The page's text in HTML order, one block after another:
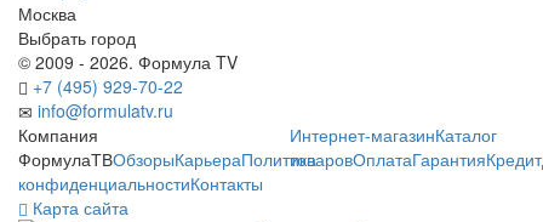
Москва
Выбрать город
© 2009 - 2026. Формула TV
+7 (495) 929-70-22
info@formulatv.ru
Компания
ФормулаТВОбзорыКарьераПолитика
конфиденциальностиКонтакты
Интернет-магазинКаталог
товаровОплатаГарантияКредит
Карта сайта